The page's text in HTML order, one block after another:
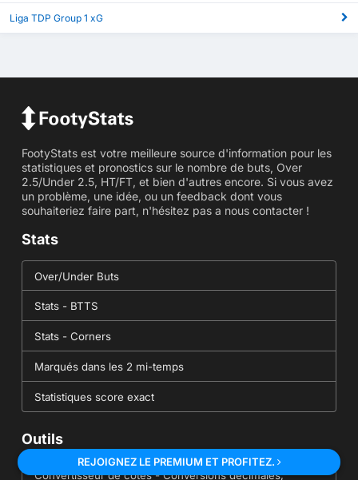
Liga TDP Group 1 xG
FootyStats est votre meilleure source d'information pour les
statistiques et pronostics sur le nombre de buts, Over
2.5/Under 2.5, HT/FT, et bien d'autres encore. Si vous avez
un problème, une idée, ou un feedback dont vous
souhaiteriez faire part, n'hésitez pas a nous contacter !
Stats
Over/Under Buts
Stats - BTTS
Stats - Corners
Marqués dans les 2 mi-temps
Statistiques score exact
Outils
Convertisseur de cotes - Conversions décimales,
REJOIGNEZ LE PREMIUM ET PROFITEZ.